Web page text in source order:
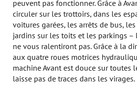
peuvent pas fonctionner. Grâce à
circuler sur les trottoirs, dans les
voitures garées, les arrêts de bus,
jardins sur les toits et les parkings
ne vous ralentiront pas. Grâce à la
aux quatre roues motrices
machine Avant est douce sur toutes
laisse pas de traces dans les virages.